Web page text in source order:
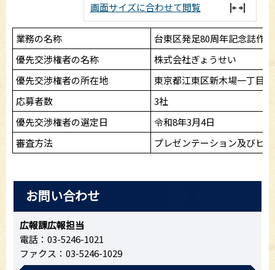
画面サイズに合わせて閲覧
業務の名称
台東区発足80周年記念誌作
優先交渉権者の名称
株式会社ぎょうせい
優先交渉権者の所在地
東京都江東区新木場一丁目
応募者数
3社
優先交渉権者の選定日
令和8年3月4日
審査方法
プレゼンテーション及びヒ
お問い合わせ
広報課広報担当
電話：03-5246-1021
ファクス：03-5246-1029